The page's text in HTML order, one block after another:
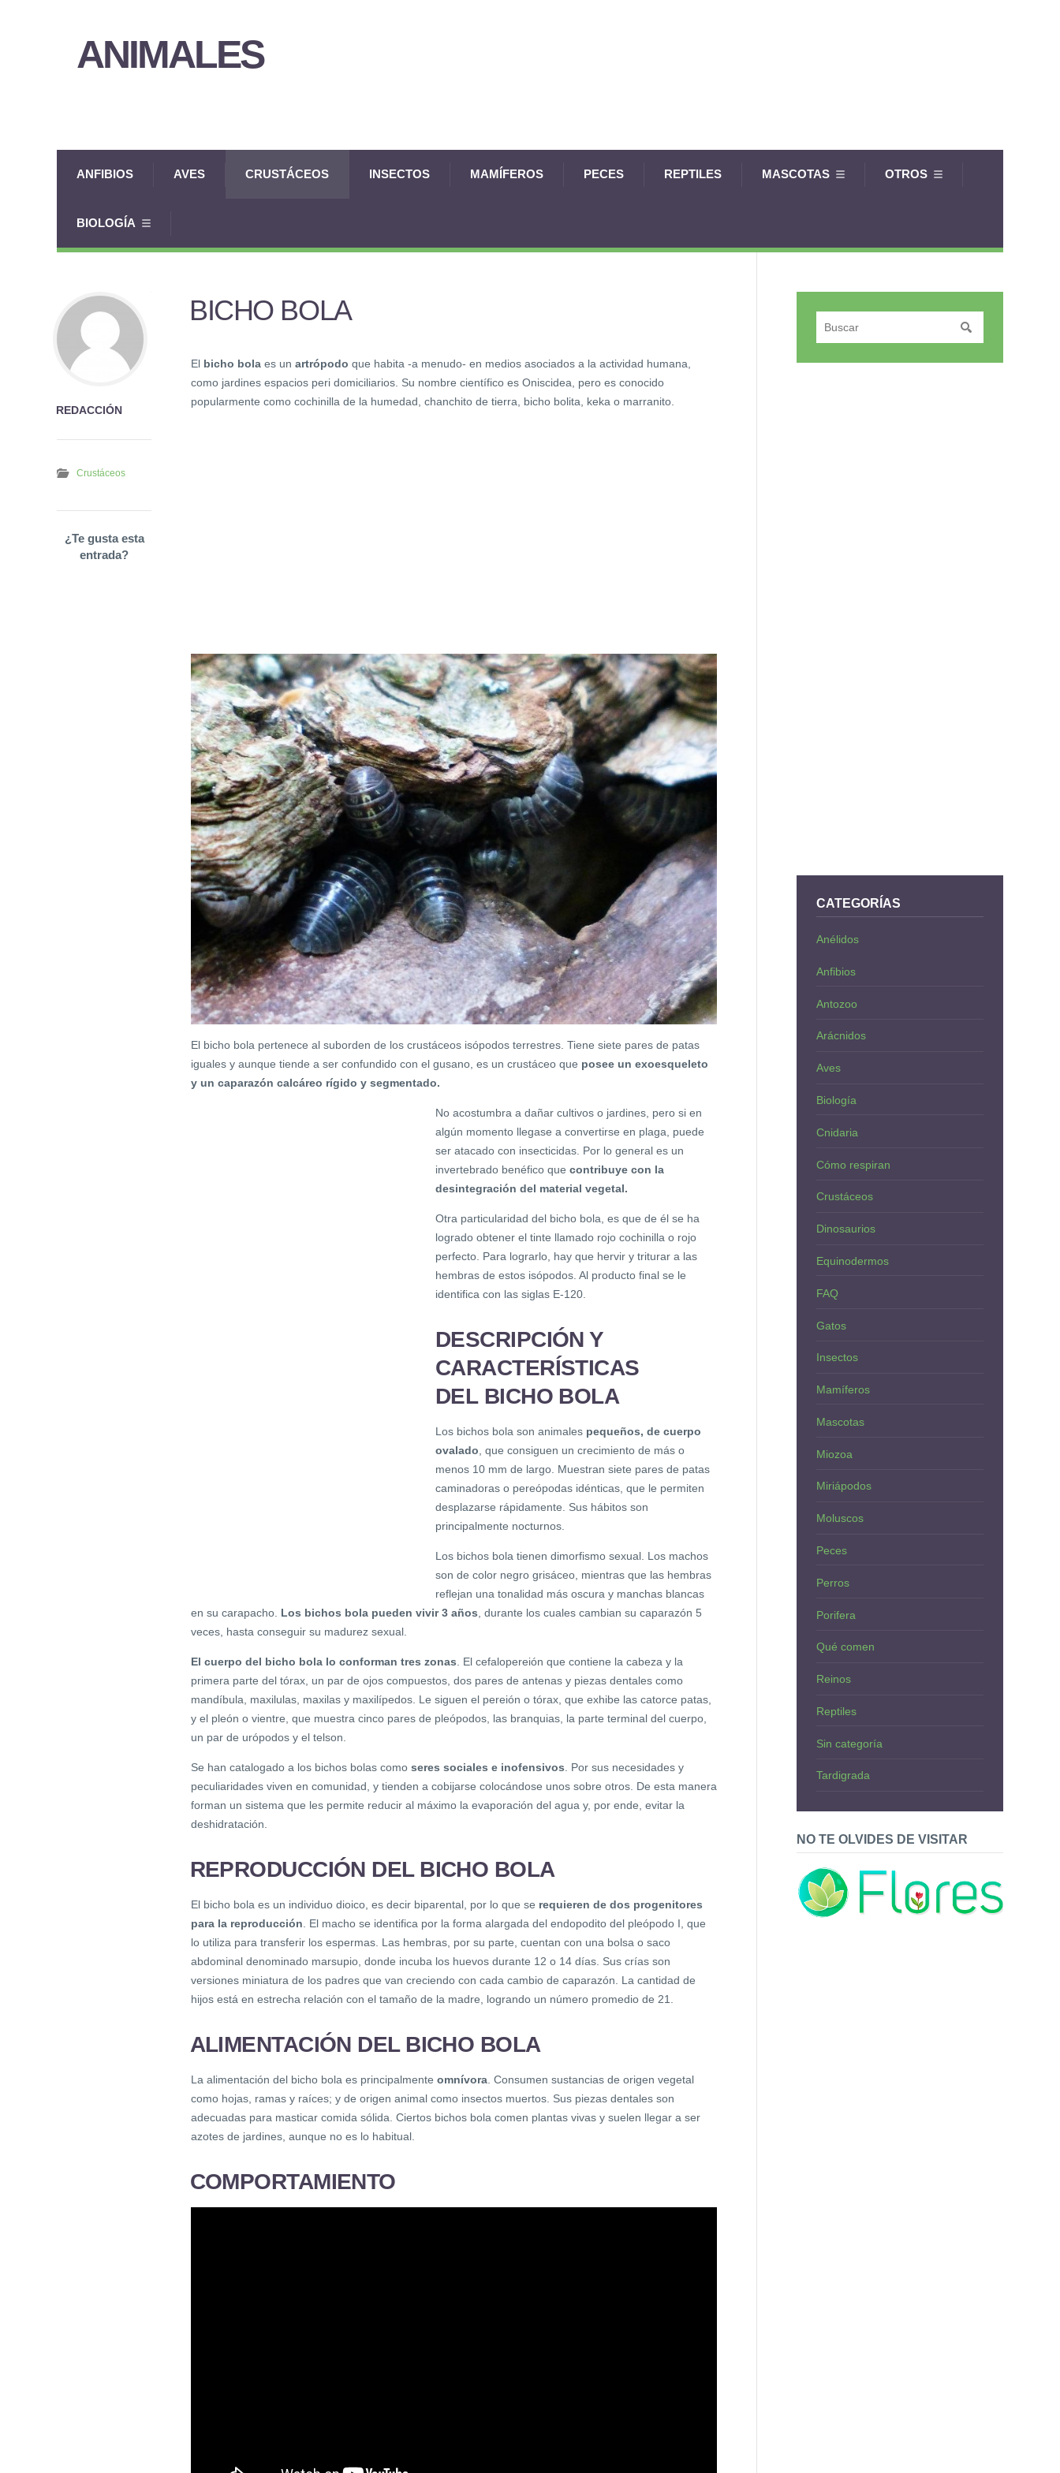
ANIMALES
ANFIBIOS AVES CRUSTÁCEOS INSECTOS MAMÍFEROS PECES REPTILES MASCOTAS OTROS
BIOLOGÍA
BICHO BOLA
El bicho bola es un artrópodo que habita -a menudo- en medios asociados a la actividad humana,
como jardines espacios peri domiciliarios. Su nombre científico es Oniscidea, pero es conocido
popularmente como cochinilla de la humedad, chanchito de tierra, bicho bolita, keka o marranito.
El bicho bola pertenece al suborden de los crustáceos isópodos terrestres. Tiene siete pares de patas
iguales y aunque tiende a ser confundido con el gusano, es un crustáceo que posee un exoesqueleto
y un caparazón calcáreo rígido y segmentado.
No acostumbra a dañar cultivos o jardines, pero si en
algún momento llegase a convertirse en plaga, puede
ser atacado con insecticidas. Por lo general es un
invertebrado benéfico que contribuye con la
desintegración del material vegetal.
Otra particularidad del bicho bola, es que de él se ha
logrado obtener el tinte llamado rojo cochinilla o rojo
perfecto. Para lograrlo, hay que hervir y triturar a las
hembras de estos isópodos. Al producto final se le
identifica con las siglas E-120.
DESCRIPCIÓN Y
CARACTERÍSTICAS
DEL BICHO BOLA
Los bichos bola son animales pequeños, de cuerpo
ovalado, que consiguen un crecimiento de más o
menos 10 mm de largo. Muestran siete pares de patas
caminadoras o pereópodas idénticas, que le permiten
desplazarse rápidamente. Sus hábitos son
principalmente nocturnos.
Los bichos bola tienen dimorfismo sexual. Los machos
son de color negro grisáceo, mientras que las hembras
reflejan una tonalidad más oscura y manchas blancas
en su carapacho. Los bichos bola pueden vivir 3 años, durante los cuales cambian su caparazón 5
veces, hasta conseguir su madurez sexual.
El cuerpo del bicho bola lo conforman tres zonas. El cefalopereión que contiene la cabeza y la
primera parte del tórax, un par de ojos compuestos, dos pares de antenas y piezas dentales como
mandíbula, maxilulas, maxilas y maxilípedos. Le siguen el pereión o tórax, que exhibe las catorce patas,
y el pleón o vientre, que muestra cinco pares de pleópodos, las branquias, la parte terminal del cuerpo,
un par de urópodos y el telson.
Se han catalogado a los bichos bolas como seres sociales e inofensivos. Por sus necesidades y
peculiaridades viven en comunidad, y tienden a cobijarse colocándose unos sobre otros. De esta manera
forman un sistema que les permite reducir al máximo la evaporación del agua y, por ende, evitar la
deshidratación.
REPRODUCCIÓN DEL BICHO BOLA
El bicho bola es un individuo dioico, es decir biparental, por lo que se requieren de dos progenitores
para la reproducción. El macho se identifica por la forma alargada del endopodito del pleópodo I, que
lo utiliza para transferir los espermas. Las hembras, por su parte, cuentan con una bolsa o saco
abdominal denominado marsupio, donde incuba los huevos durante 12 o 14 días. Sus crías son
versiones miniatura de los padres que van creciendo con cada cambio de caparazón. La cantidad de
hijos está en estrecha relación con el tamaño de la madre, logrando un número promedio de 21.
ALIMENTACIÓN DEL BICHO BOLA
La alimentación del bicho bola es principalmente omnívora. Consumen sustancias de origen vegetal
como hojas, ramas y raíces; y de origen animal como insectos muertos. Sus piezas dentales son
adecuadas para masticar comida sólida. Ciertos bichos bola comen plantas vivas y suelen llegar a ser
azotes de jardines, aunque no es lo habitual.
COMPORTAMIENTO
REDACCIÓN
Crustáceos
¿Te gusta esta
entrada?
CATEGORÍAS
Anélidos
Anfibios
Antozoo
Arácnidos
Aves
Biología
Cnidaria
Cómo respiran
Crustáceos
Dinosaurios
Equinodermos
FAQ
Gatos
Insectos
Mamíferos
Mascotas
Miozoa
Miriápodos
Moluscos
Peces
Perros
Porifera
Qué comen
Reinos
Reptiles
Sin categoría
Tardigrada
NO TE OLVIDES DE VISITAR